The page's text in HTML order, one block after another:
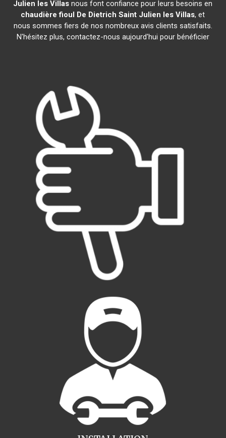
Julien les Villas nous font confiance pour leurs besoins en
chaudière fioul De Dietrich Saint Julien les Villas, et
nous sommes fiers de nos nombreux avis clients satisfaits.
N'hésitez plus, contactez-nous aujourd'hui pour bénéficier